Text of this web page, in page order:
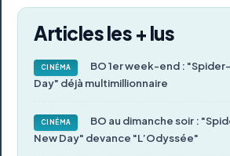
Articles les + lus
CINÉMA
BO 1er week-end :
Day" déjà multimillionnaire
CINÉMA
BO au dimanche soir :
New Day" devance "L’Odyssée"